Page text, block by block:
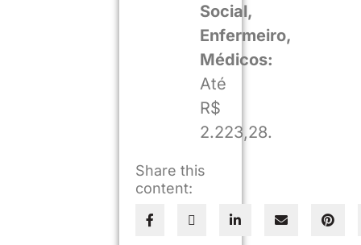
Social,
Enfermeiro,
Médicos:
Até
R$
2.223,28.
Share this
content: